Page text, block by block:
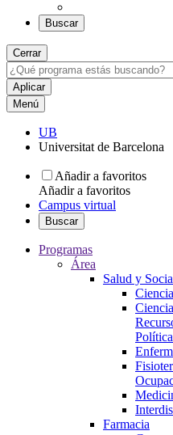
Buscar
Cerrar
Menú
UB
Universitat de Barcelona
Añadir a favoritos
Añadir a favoritos
Campus virtual
Buscar
Programas
Área
Salud y
Farmacia